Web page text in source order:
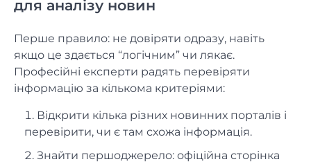
для аналізу новин
Перше правило: не довіряти одразу, навіть
якщо це здається “логічним” чи лякає.
Професійні експерти радять перевіряти
інформацію за кількома критеріями:
Відкрити кілька різних новинних порталів і
перевірити, чи є там схожа інформація.
Знайти першоджерело: офіційна сторінка